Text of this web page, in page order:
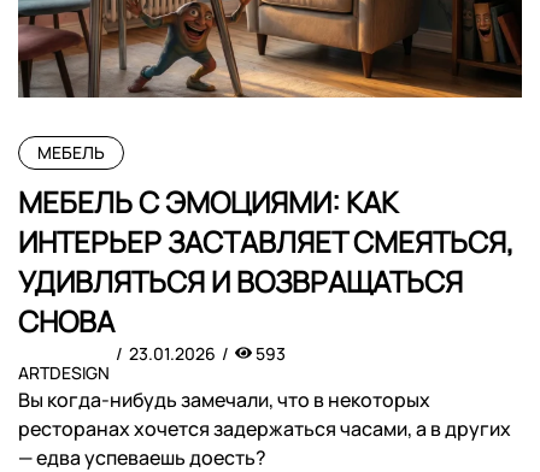
МЕБЕЛЬ
МЕБЕЛЬ С ЭМОЦИЯМИ: КАК
ИНТЕРЬЕР ЗАСТАВЛЯЕТ СМЕЯТЬСЯ,
УДИВЛЯТЬСЯ И ВОЗВРАЩАТЬСЯ
СНОВА
ARTDESIGN
23.01.2026 593
Вы когда-нибудь замечали, что в некоторых
ресторанах хочется задержаться часами, а в других
— едва успеваешь доесть?